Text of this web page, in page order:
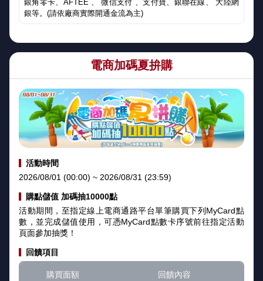
銀角零卡、AFTEE 、 微信支付 、支付寶、銀聯在線、 大陸網
銀等。(請依廠商實際開通金流為主)
電商加碼夏拚購
活動時間
2026/08/01 (00:00) ~ 2026/08/31 (23:59)
購點儲值 加碼抽10000點
活動期間，至指定線上電商通路平台單筆購買下列MyCard點
數，並完成儲值使用，可憑MyCard點數卡序號前往指定活動
頁面參加抽獎！
回饋項目
購買面額 回饋內容